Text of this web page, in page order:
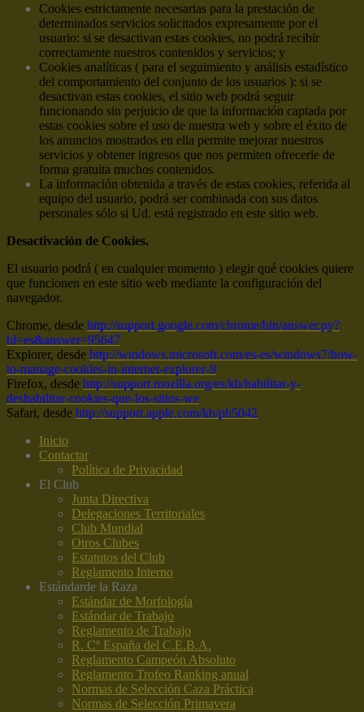
Cookies estrictamente necesarias para la prestación de
determinados servicios solicitados expresamente por el
usuario: si se desactivan estas cookies, no podrá recibir
correctamente nuestros contenidos y servicios; y
Cookies analíticas ( para el seguimiento y análisis estadístico
del comportamiento del conjunto de los usuarios ): si se
desactivan estas cookies, el sitio web podrá seguir
funcionando sin perjuicio de que la información captada por
estas cookies sobre el uso de nuestra web y sobre el éxito de
los anuncios mostrados en ella permite mejorar nuestros
servicios y obtener ingresos que nos permiten ofrecerle de
forma gratuita muchos contenidos.
La información obtenida a través de estas cookies, referida al
equipo del usuario, podrá ser combinada con sus datos
personales sólo si Ud. está registrado en este sitio web.
Desactivación de Cookies.
El usuario podrá ( en cualquier momento ) elegir qué cookies quiere
que funcionen en este sitio web mediante la configuración del
navegador.
Chrome, desde http://support.google.com/chrome/bin/answer.py?
hl=es&answer=95647
Explorer, desde http://windows.microsoft.com/es-es/windows7/how-
to-manage-cookies-in-internet-explorer-9
Firefox, desde http://support.mozilla.org/es/kb/habilitar-y-
deshabilitar-cookies-que-los-sitios-we
Safari, desde http://support.apple.com/kb/ph5042
Inicio
Contactar
Política de Privacidad
El Club
Junta Directiva
Delegaciones Territoriales
Club Mundial
Otros Clubes
Estatutos del Club
Reglamento Interno
Estándarde la Raza
Estándar de Morfología
Estándar de Trabajo
Reglamento de Trabajo
R. Cº España del C.E.B.A.
Reglamento Campeón Absoluto
Reglamento Trofeo Ranking anual
Normas de Selección Caza Práctica
Normas de Selección Primavera